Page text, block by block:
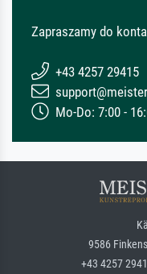
Zapraszamy do
+43 4257 29415
Mo-Do: 7:00 -
9586
+43 4257